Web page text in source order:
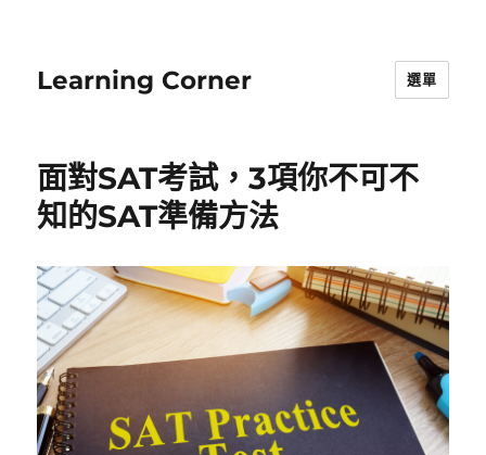
Learning Corner 選單
面對SAT考試，3項你不可不
知的SAT準備方法